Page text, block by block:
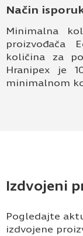
Način
Minimalna
proizvođača
količina za
Hranipex je
minimalnom
Izdvojeni
Pogledajte
izdvojene